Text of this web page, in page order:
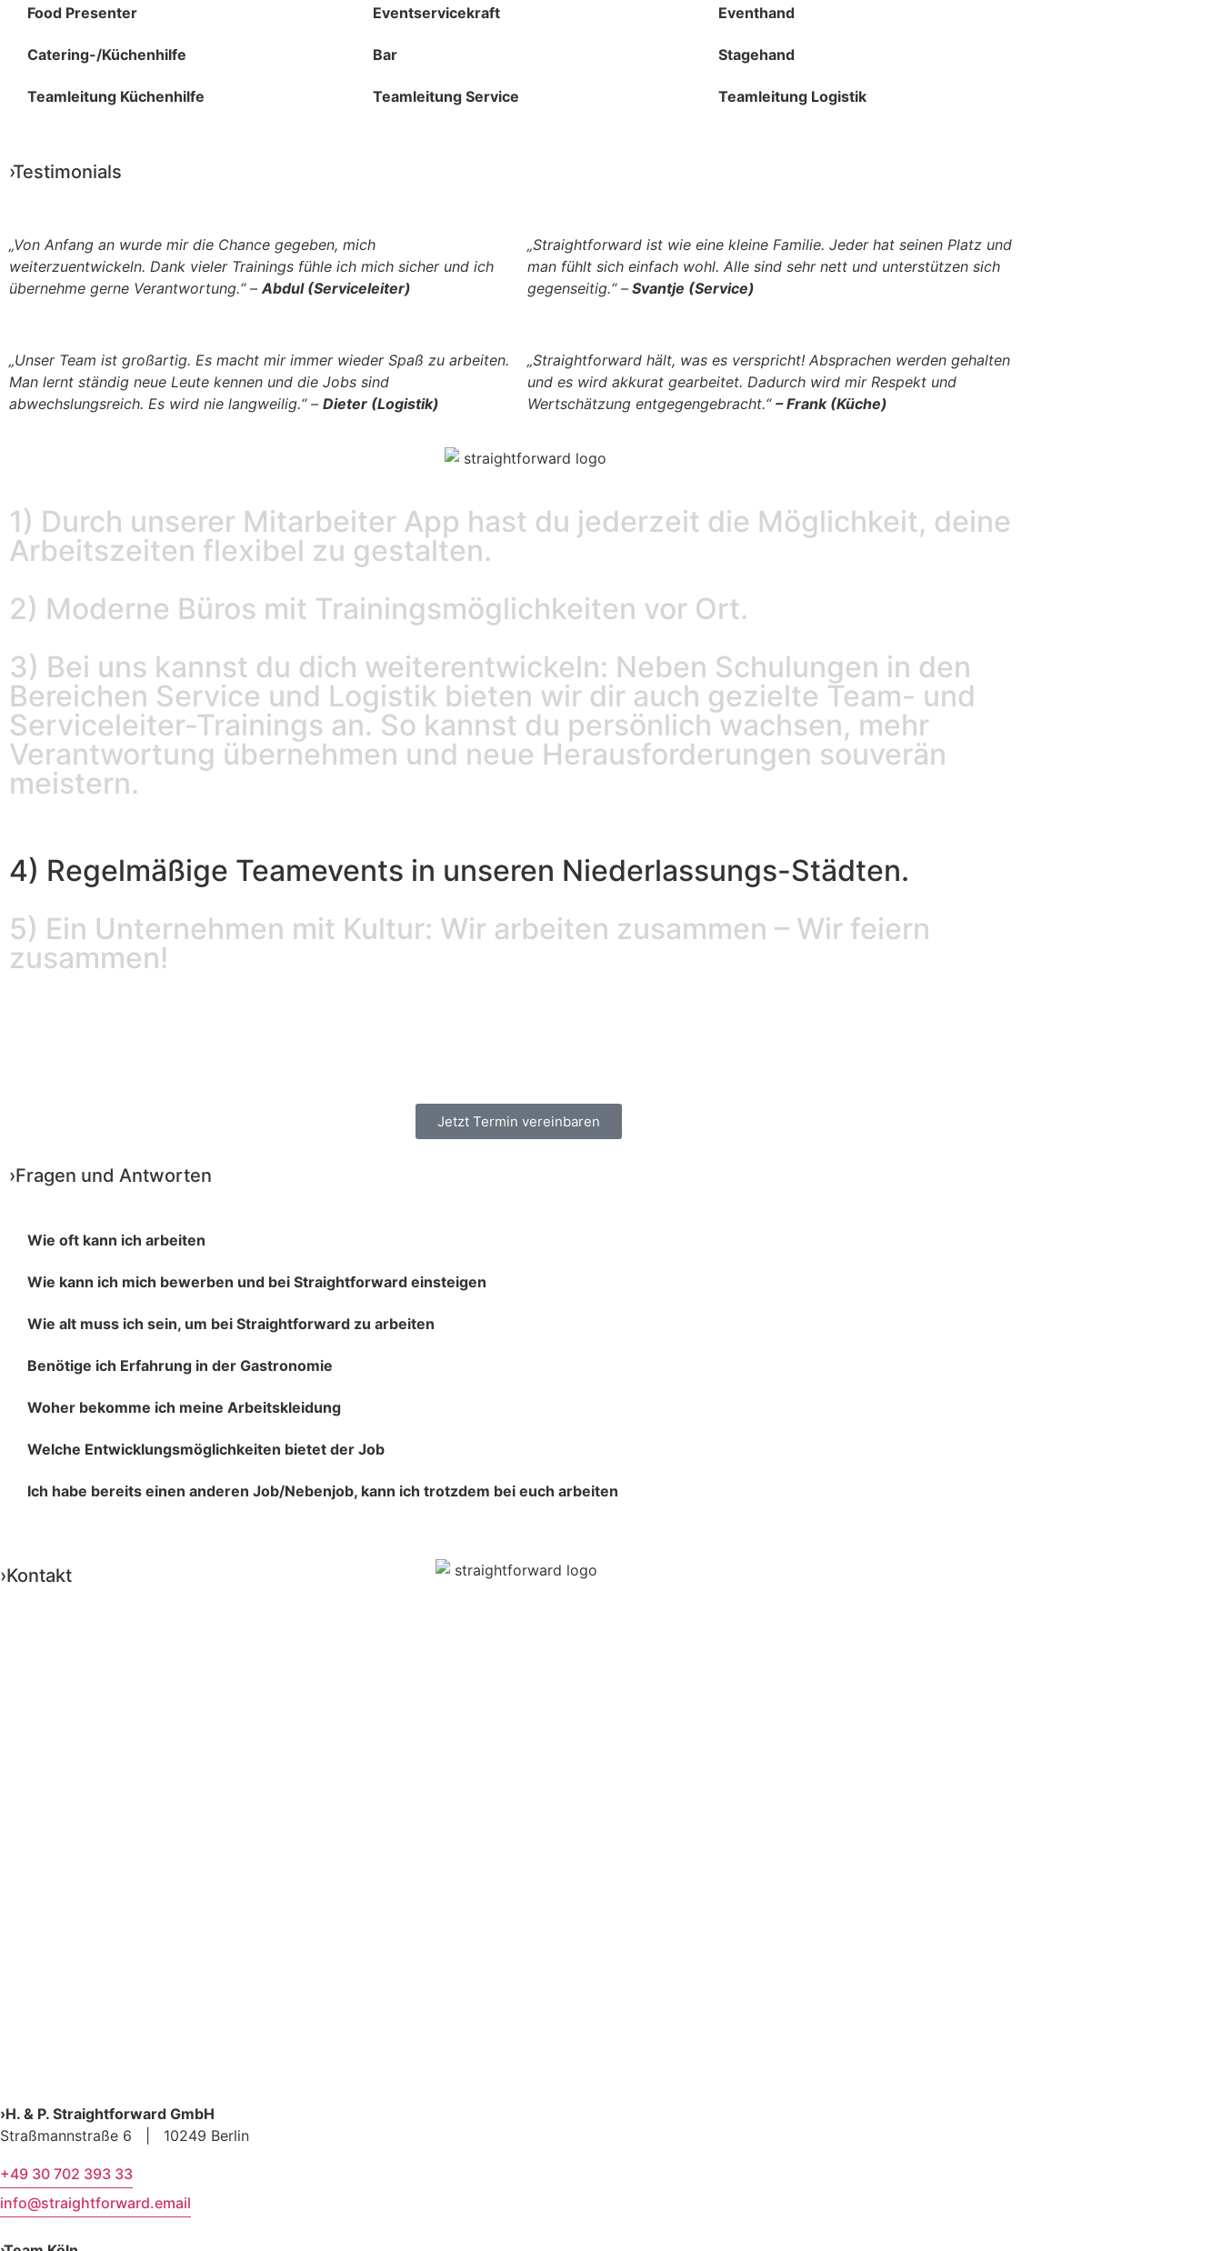
Food Presenter
Catering-/Küchenhilfe
Teamleitung Küchenhilfe
Eventservicekraft
Bar
Teamleitung Service
Eventhand
Stagehand
Teamleitung Logistik
›Testimonials
„Von Anfang an wurde mir die Chance gegeben, mich
weiterzuentwickeln. Dank vieler Trainings fühle ich mich sicher und ich
übernehme gerne Verantwortung.“ –Abdul (Serviceleiter)
„Straightforward ist wie eine kleine Familie. Jeder hat seinen Platz und
man fühlt sich einfach wohl. Alle sind sehr nett und unterstützen sich
gegenseitig.“ – Svantje (Service)
„Unser Team ist großartig. Es macht mir immer wieder Spaß zu arbeiten.
Man lernt ständig neue Leute kennen und die Jobs sind
abwechslungsreich. Es wird nie langweilig.“ – Dieter (Logistik)
„Straightforward hält, was es verspricht! Absprachen werden gehalten
und es wird akkurat gearbeitet. Dadurch wird mir Respekt und
Wertschätzung entgegengebracht.“ –Frank (Küche)
1) Durch unserer Mitarbeiter App hast du jederzeit die Möglichkeit, deine
Arbeitszeiten flexibel zu gestalten.
2) Moderne Büros mit Trainingsmöglichkeiten vor Ort.
3) Bei uns kannst du dich weiterentwickeln: Neben Schulungen in den
Bereichen Service und Logistik bieten wir dir auch gezielte Team- und
Serviceleiter-Trainings an. So kannst du persönlich wachsen, mehr
Verantwortung übernehmen und neue Herausforderungen souverän
meistern.
4) Regelmäßige Teamevents in unseren Niederlassungs-Städten.
5) Ein Unternehmen mit Kultur: Wir arbeiten zusammen – Wir feiern
zusammen!
Jetzt Termin vereinbaren
›Fragen und Antworten
Wie oft kann ich arbeiten
Wie kann ich mich bewerben und bei Straightforward einsteigen
Wie alt muss ich sein, um bei Straightforward zu arbeiten
Benötige ich Erfahrung in der Gastronomie
Woher bekomme ich meine Arbeitskleidung
Welche Entwicklungsmöglichkeiten bietet der Job
Ich habe bereits einen anderen Job/Nebenjob, kann ich trotzdem bei euch arbeiten
›Kontakt
›H. & P. Straightforward GmbH
Straßmannstraße 6 | 10249 Berlin
+49 30 702 393 33
info@straightforward.email